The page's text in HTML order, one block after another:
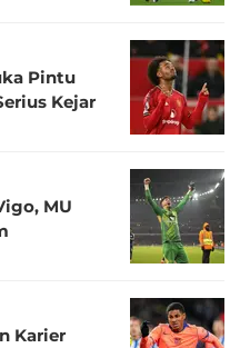
Pintu
Kejar
MU
Karier